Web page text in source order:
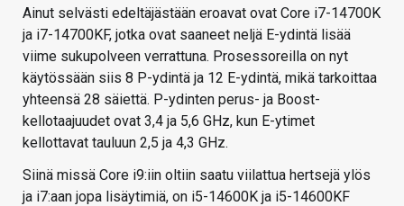
Ainut selvästi edeltäjästään eroavat ovat Core i7-14700K
ja i7-14700KF, jotka ovat saaneet neljä E-ydintä lisää
viime sukupolveen verrattuna. Prosessoreilla on nyt
käytössään siis 8 P-ydintä ja 12 E-ydintä, mikä tarkoittaa
yhteensä 28 säiettä. P-ydinten perus- ja Boost-
kellotaajuudet ovat 3,4 ja 5,6 GHz, kun E-ytimet
kellottavat tauluun 2,5 ja 4,3 GHz.
Siinä missä Core i9:iin oltiin saatu viilattua hertsejä ylös
ja i7:aan jopa lisäytimiä, on i5-14600K ja i5-14600KF